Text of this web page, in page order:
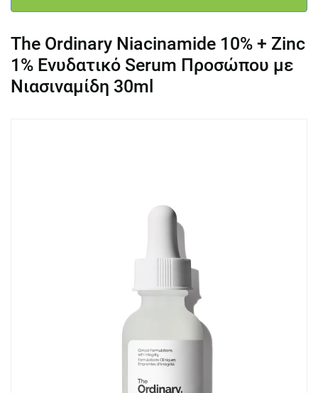
The Ordinary Niacinamide 10% + Zinc
1% Ενυδατικό Serum Προσώπου με
Νιασιναμίδη 30ml